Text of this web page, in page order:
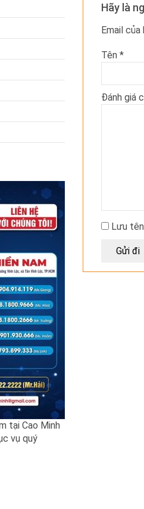
Hãy là
Email
Tên *
Đánh giá
Lưu
tại Cao Minh
vụ quý